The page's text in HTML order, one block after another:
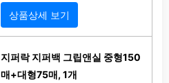
상품상세 보기
지퍼락 지퍼백 그립앤실 중형150
매+대형75매, 1개